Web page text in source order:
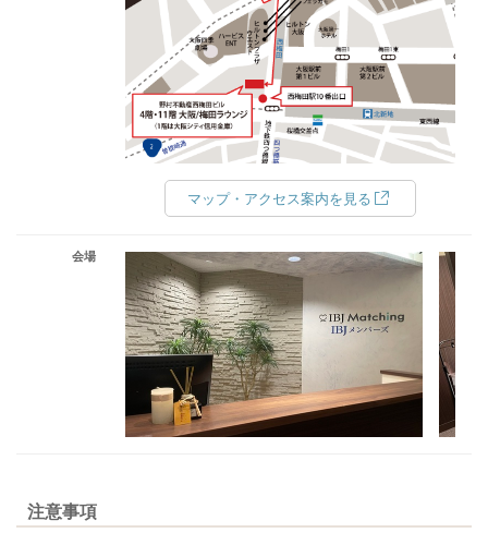
マップ・アクセス案内を見る
会場
注意事項